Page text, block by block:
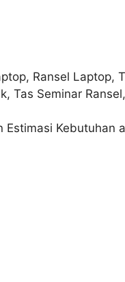
Ransel Laptop,
Tas Seminar
Estimasi Kebutuhan